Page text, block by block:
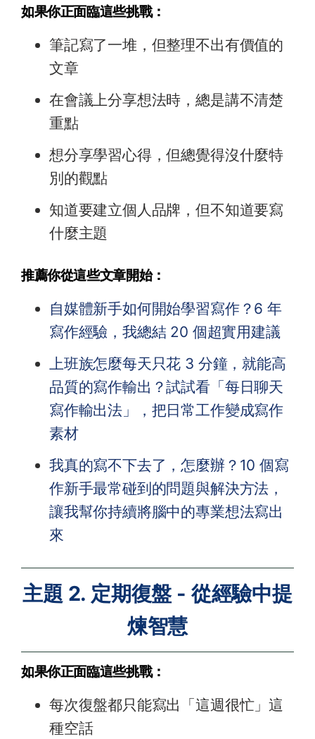
如果你正面臨這些挑戰：
筆記寫了一堆，但整理不出有價值的
文章
在會議上分享想法時，總是講不清楚
重點
想分享學習心得，但總覺得沒什麼特
別的觀點
知道要建立個人品牌，但不知道要寫
什麼主題
推薦你從這些文章開始：
自媒體新手如何開始學習寫作？6 年
寫作經驗，我總結 20 個超實用建議
上班族怎麼每天只花 3 分鐘，就能高
品質的寫作輸出？試試看「每日聊天
寫作輸出法」，把日常工作變成寫作
素材
我真的寫不下去了，怎麼辦？10 個寫
作新手最常碰到的問題與解決方法，
讓我幫你持續將腦中的專業想法寫出
來
主題 2. 定期復盤 - 從經驗中提
煉智慧
如果你正面臨這些挑戰：
每次復盤都只能寫出「這週很忙」這
種空話